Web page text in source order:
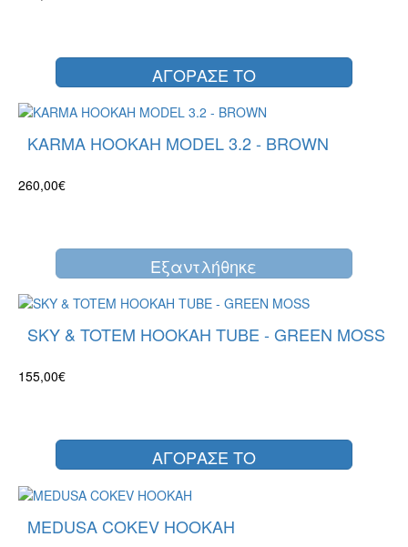
ΑΓΟΡΑΣΕ ΤΟ
KARMA HOOKAH MODEL 3.2 - BROWN
260,00€
Eξαντλήθηκε
SKY & TOTEM HOOKAH TUBE - GREEN MOSS
155,00€
ΑΓΟΡΑΣΕ ΤΟ
MEDUSA COKEV HOOKAH